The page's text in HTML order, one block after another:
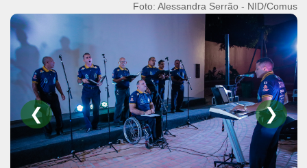
Foto: Alessandra Serrão - NID/Comus
❮ ❯